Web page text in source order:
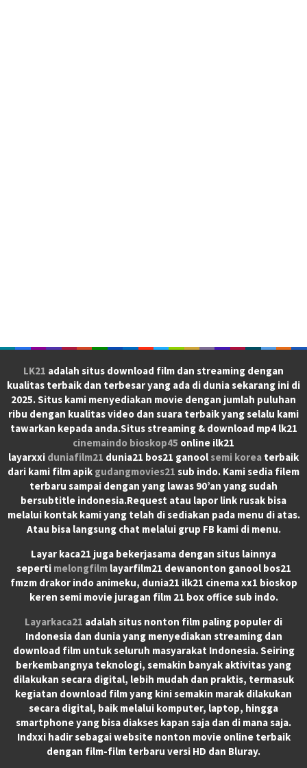
LK21 adalah situs download film dan streaming dengan
kualitas terbaik dan terbesar yang ada di dunia sekarang ini di
2025. Situs kami menyediakan movie dengan jumlah puluhan
ribu dengan kualitas video dan suara terbaik yang selalu kami
tawarkan kepada anda.Situs streaming & download mp4 lk21
cinemaindo bioskop45 online ilk21
layarxxi duniafilm21 dunia21 bos21 ganool semi korea terbaik
dari kami film apik gudangmovies21 sub indo. Kami sedia filem
terbaru sampai dengan yang lawas 90’an yang sudah
bersubtitle indonesia.Request atau lapor link rusak bisa
melalui kontak kami yang telah di sediakan pada menu di atas.
Atau bisa langsung chat melalui grup FB kami di menu.
Layar kaca21 juga bekerjasama dengan situs lainnya
seperti melongfilmlayarfilm21 dewanonton ganool bos21
fmzm drakor indo animeku, dunia21 ilk21 cinema xx1 bioskop
keren semi movie juragan film 21 box office sub indo.
Layarkaca21 adalah situs nonton film paling populer di
Indonesia dan dunia yang menyediakan streaming dan
download film untuk seluruh masyarakat Indonesia. Seiring
berkembangnya teknologi, semakin banyak aktivitas yang
dilakukan secara digital, lebih mudah dan praktis, termasuk
kegiatan download film yang kini semakin marak dilakukan
secara digital, baik melalui komputer, laptop, hingga
smartphone yang bisa diakses kapan saja dan di mana saja.
Indxxi hadir sebagai website nonton movie online terbaik
dengan film-film terbaru versi HD dan Bluray.